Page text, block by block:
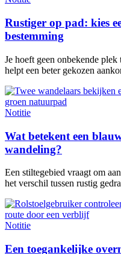
Rustiger op pad: kies
bestemming
Je hoeft geen onbekende
helpt een beter gekozen
Notitie
Wat betekent een
wandeling?
Een stiltegebied vraagt om
het verschil tussen rustig
Notitie
Een toegankelijke